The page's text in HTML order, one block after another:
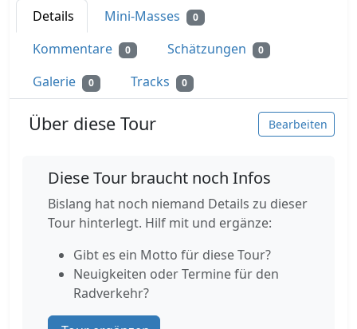
Details Mini-Masses 0
Kommentare 0 Schätzungen 0
Galerie 0 Tracks 0
Über diese Tour Bearbeiten
Diese Tour braucht noch Infos
Bislang hat noch niemand Details zu dieser
Tour hinterlegt. Hilf mit und ergänze:
Gibt es ein Motto für diese Tour?
Neuigkeiten oder Termine für den
Radverkehr?